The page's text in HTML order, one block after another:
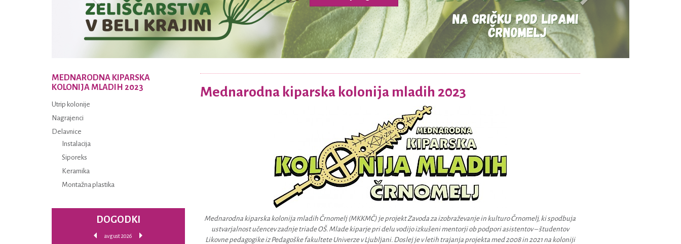
Mednarodna kiparska kolonija mladih 2023
Mednarodna kiparska kolonija mladih Črnomelj (MKKMČ) je projekt Zavoda za izobraževanje in kulturo Črnomelj, ki spodbuja
ustvarjalnost učencev zadnje triade OŠ. Mlade kiparje pri delu vodijo izkušeni mentorji ob podpori asistentov – študentov
Likovne pedagogike iz Pedagoške fakultete Univerze v Ljubljani. Doslej je v letih trajanja projekta med 2008 in 2021 na koloniji
MEDNARODNA KIPARSKA
KOLONIJA MLADIH 2023
Utrip kolonije
Nagrajenci
Delavnice
Instalacija
Siporeks
Keramika
Montažna plastika
DOGODKI
avgust 2026